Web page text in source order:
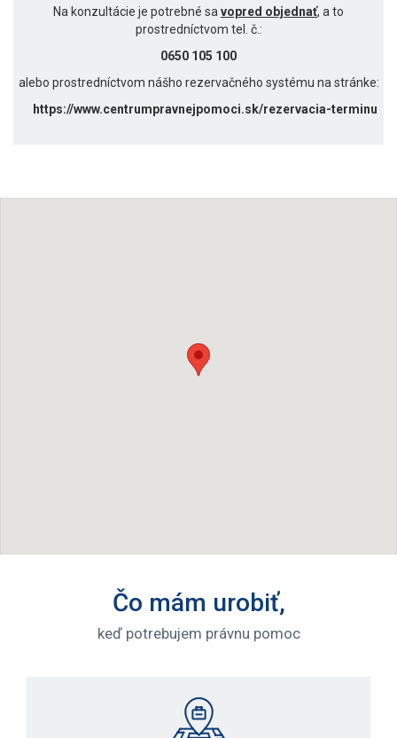
Na konzultácie je potrebné sa vopred objednať, a to
prostredníctvom tel. č.:
0650 105 100
alebo prostredníctvom nášho rezervačného systému na stránke:
https://www.centrumpravnejpomoci.sk/rezervacia-terminu
Čo mám urobiť,
keď potrebujem právnu pomoc